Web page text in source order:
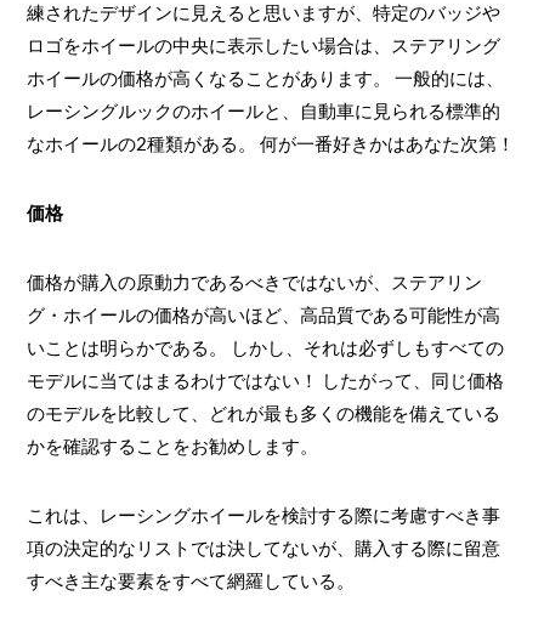
練されたデザインに見えると思いますが、特定のバッジや
ロゴをホイールの中央に表示したい場合は、ステアリング
ホイールの価格が高くなることがあります。 一般的には、
レーシングルックのホイールと、自動車に見られる標準的
なホイールの2種類がある。 何が一番好きかはあなた次第！
価格
価格が購入の原動力であるべきではないが、ステアリン
グ・ホイールの価格が高いほど、高品質である可能性が高
いことは明らかである。 しかし、それは必ずしもすべての
モデルに当てはまるわけではない！ したがって、同じ価格
のモデルを比較して、どれが最も多くの機能を備えている
かを確認することをお勧めします。
これは、レーシングホイールを検討する際に考慮すべき事
項の決定的なリストでは決してないが、購入する際に留意
すべき主な要素をすべて網羅している。